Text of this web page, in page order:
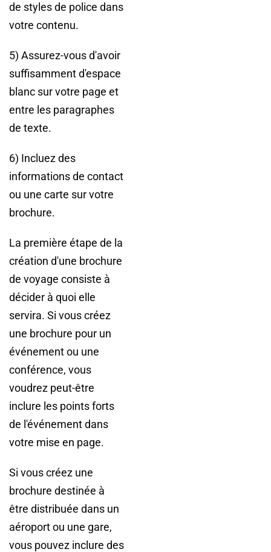
de styles de police dans
votre contenu.
5) Assurez-vous d'avoir
suffisamment d'espace
blanc sur votre page et
entre les paragraphes
de texte.
6) Incluez des
informations de contact
ou une carte sur votre
brochure.
La première étape de la
création d'une brochure
de voyage consiste à
décider à quoi elle
servira. Si vous créez
une brochure pour un
événement ou une
conférence, vous
voudrez peut-être
inclure les points forts
de l'événement dans
votre mise en page.
Si vous créez une
brochure destinée à
être distribuée dans un
aéroport ou une gare,
vous pouvez inclure des